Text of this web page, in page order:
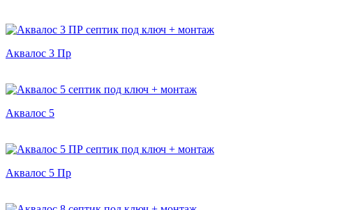
Аквалос 3 Пр
Аквалос 5
Аквалос 5 Пр